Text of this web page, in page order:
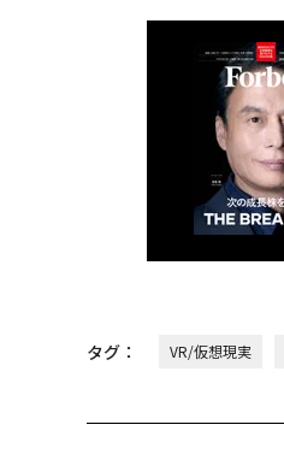
タグ： VR/仮想現実